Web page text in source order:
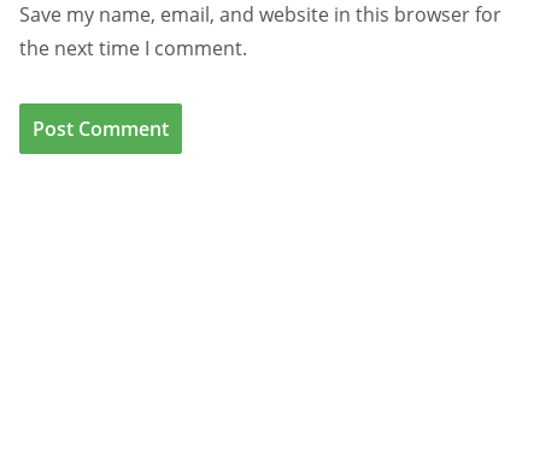
Save my name, email, and website in this browser for
the next time I comment.